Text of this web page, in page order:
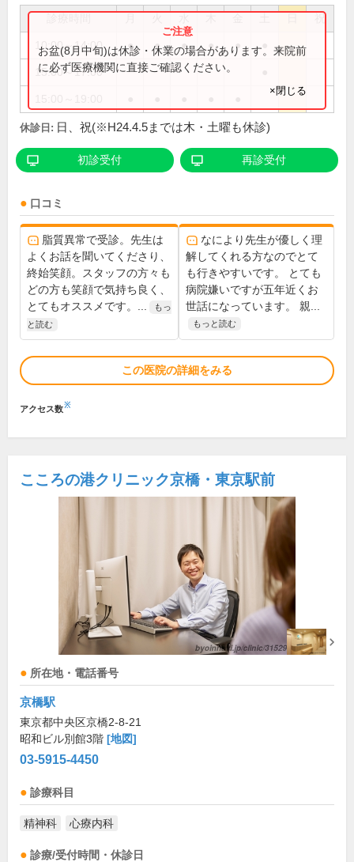
祝
10:00～14:00 ● ● ● ● ●
15:00～17:00
お盆(8月中旬)は休診・休業の場合があります。来院前
に必ず医療機関に直接ご確認ください。
×閉じる
休診日: 日、祝(※H24.4.5までは木・土曜も休診)
初診受付 再診受付
口コミ
脂質異常で受診。先生は
よくお話を聞いてくださり、
終始笑顔。スタッフの方々も
どの方も笑顔で気持ち良く、
とてもオススメです。...
もっ
と読む
なにより先生が優しく理
解してくれる方なのでとて
も行きやすいです。 とても
病院嫌いですが五年近くお
世話になっています。 親...
もっと読む
この医院の詳細をみる
アクセス数※
こころの港クリニック京橋・東京駅前
所在地・電話番号
京橋駅
東京都中央区京橋2-8-21
昭和ビル別館3階 [地図]
03-5915-4450
診療科目
精神科 心療内科
診療/受付時間・休診日